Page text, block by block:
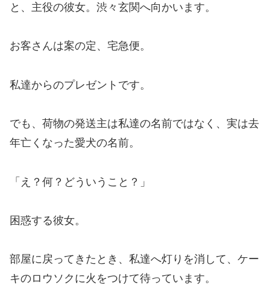
と、主役の彼女。渋々玄関へ向かいます。
お客さんは案の定、宅急便。
私達からのプレゼントです。
でも、荷物の発送主は私達の名前ではなく、実は去
年亡くなった愛犬の名前。
「え？何？どういうこと？」
困惑する彼女。
部屋に戻ってきたとき、私達へ灯りを消して、ケー
キのロウソクに火をつけて待っています。